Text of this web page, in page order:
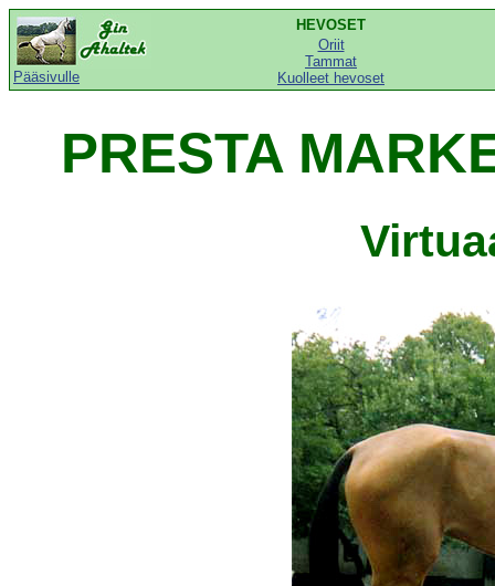
Pääsivulle
HEVOSET
Oriit
Tammat
Kuolleet hevoset
PRESTA